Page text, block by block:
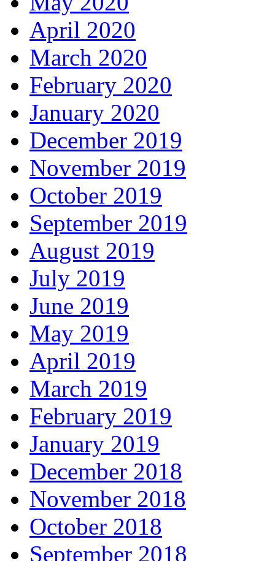
April 2020
March 2020
February 2020
January 2020
December 2019
November 2019
October 2019
September 2019
August 2019
July 2019
June 2019
May 2019
April 2019
March 2019
February 2019
January 2019
December 2018
November 2018
October 2018
September 2018